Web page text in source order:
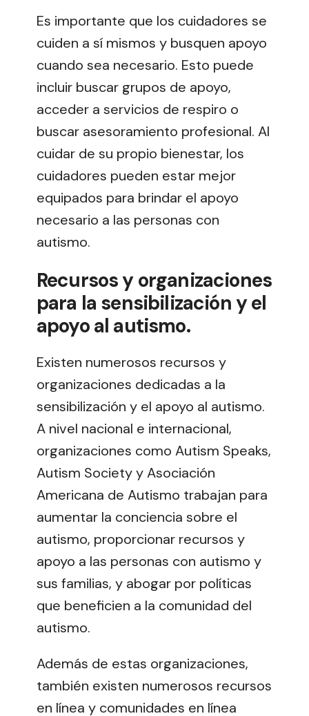
Es importante que los cuidadores se
cuiden a sí mismos y busquen apoyo
cuando sea necesario. Esto puede
incluir buscar grupos de apoyo,
acceder a servicios de respiro o
buscar asesoramiento profesional. Al
cuidar de su propio bienestar, los
cuidadores pueden estar mejor
equipados para brindar el apoyo
necesario a las personas con
autismo.
Recursos y organizaciones
para la sensibilización y el
apoyo al autismo.
Existen numerosos recursos y
organizaciones dedicadas a la
sensibilización y el apoyo al autismo.
A nivel nacional e internacional,
organizaciones como Autism Speaks,
Autism Society y Asociación
Americana de Autismo trabajan para
aumentar la conciencia sobre el
autismo, proporcionar recursos y
apoyo a las personas con autismo y
sus familias, y abogar por políticas
que beneficien a la comunidad del
autismo.
Además de estas organizaciones,
también existen numerosos recursos
en línea y comunidades en línea